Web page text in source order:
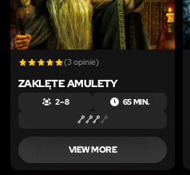
(3 opinie)
ZAKLĘTE AMULETY
2 – 8 65 MIN.
VIEW MORE